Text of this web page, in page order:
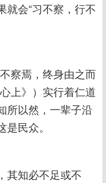
就会“习不察，行不
察焉，终身由之而
上》）实行着仁道
所以然，一辈子沿
民众。
其知必不足或不